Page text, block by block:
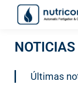
NOTICIAS
Últimas